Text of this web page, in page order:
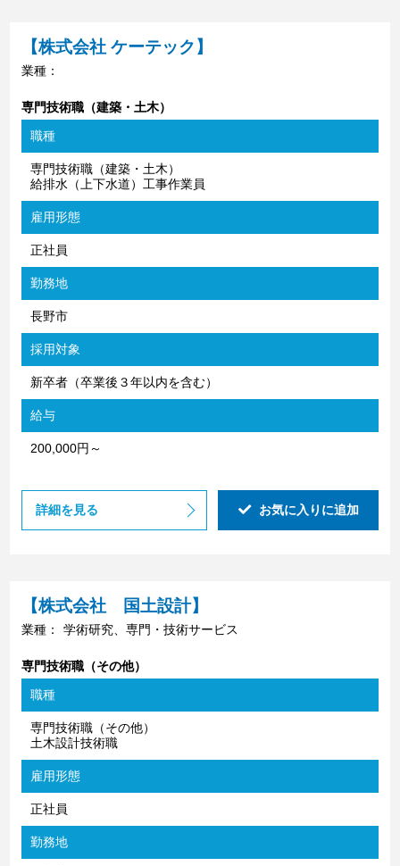
【株式会社 ケーテック】
業種：
専門技術職（建築・土木）
職種
専門技術職（建築・土木）
給排水（上下水道）工事作業員
雇用形態
正社員
勤務地
長野市
採用対象
新卒者（卒業後３年以内を含む）
給与
200,000円～
詳細を見る お気に入りに追加
【株式会社 国土設計】
業種： 学術研究、専門・技術サービス
専門技術職（その他）
職種
専門技術職（その他）
土木設計技術職
雇用形態
正社員
勤務地